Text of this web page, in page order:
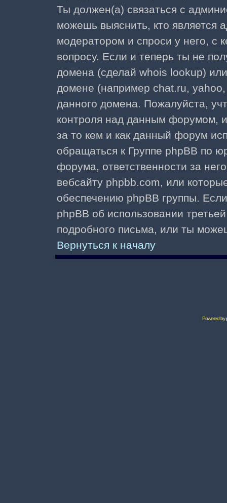
Ты должен(а) связаться с
можешь выяснить, кто является
модератором и спроси у него, с
вопросу. Если и теперь ты не
домена (сделай whois lookup)
домене (например chat.ru,
данного домена. Пожалуйста,
контроля над данным форумом,
за то кем и как данный форум
обращаться к Группе phpBB по
форума, ответственности за
вебсайту phpbb.com, или
обеспечению phpBB группы.
phpBB об использовании
подробного письма, или ты
Вернуться к началу
Powered by